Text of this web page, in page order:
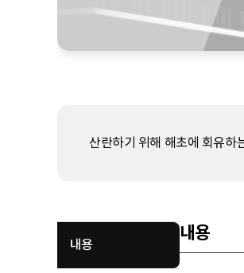
산란하기 위해 해초에 회유하
내용
내용